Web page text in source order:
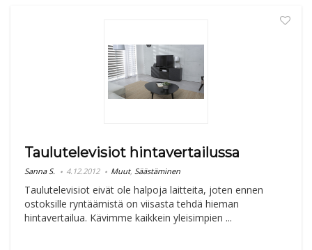
Taulutelevisiot hintavertailussa
Sanna S. 4.12.2012 Muut, Säästäminen
Taulutelevisiot eivät ole halpoja laitteita, joten ennen
ostoksille ryntäämistä on viisasta tehdä hieman
hintavertailua. Kävimme kaikkein yleisimpien ...